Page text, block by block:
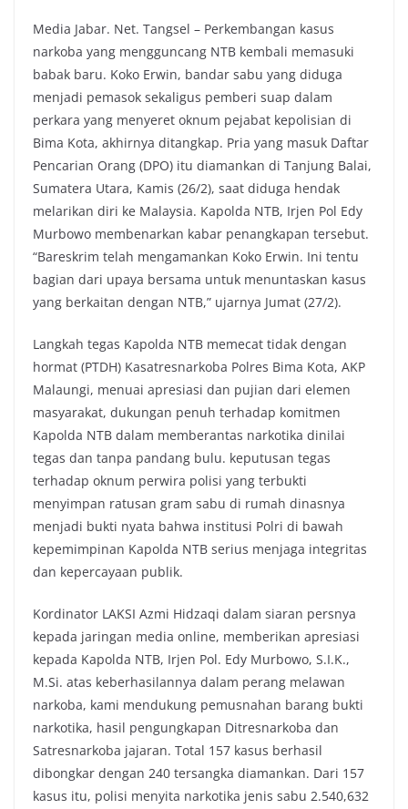
c
e
b
o
o
k
i
t
t
e
r
a
t
s
A
p
p
p
y
L
i
n
k
Media Jabar. Net. Tangsel – Perkembangan kasus
narkoba yang mengguncang NTB kembali memasuki
babak baru. Koko Erwin, bandar sabu yang diduga
menjadi pemasok sekaligus pemberi suap dalam
perkara yang menyeret oknum pejabat kepolisian di
Bima Kota, akhirnya ditangkap. Pria yang masuk Daftar
Pencarian Orang (DPO) itu diamankan di Tanjung Balai,
Sumatera Utara, Kamis (26/2), saat diduga hendak
melarikan diri ke Malaysia. Kapolda NTB, Irjen Pol Edy
Murbowo membenarkan kabar penangkapan tersebut.
“Bareskrim telah mengamankan Koko Erwin. Ini tentu
bagian dari upaya bersama untuk menuntaskan kasus
yang berkaitan dengan NTB,” ujarnya Jumat (27/2).
Langkah tegas Kapolda NTB memecat tidak dengan
hormat (PTDH) Kasatresnarkoba Polres Bima Kota, AKP
Malaungi, menuai apresiasi dan pujian dari elemen
masyarakat, dukungan penuh terhadap komitmen
Kapolda NTB dalam memberantas narkotika dinilai
tegas dan tanpa pandang bulu. keputusan tegas
terhadap oknum perwira polisi yang terbukti
menyimpan ratusan gram sabu di rumah dinasnya
menjadi bukti nyata bahwa institusi Polri di bawah
kepemimpinan Kapolda NTB serius menjaga integritas
dan kepercayaan publik.
Kordinator LAKSI Azmi Hidzaqi dalam siaran persnya
kepada jaringan media online, memberikan apresiasi
kepada Kapolda NTB, Irjen Pol. Edy Murbowo, S.I.K.,
M.Si. atas keberhasilannya dalam perang melawan
narkoba, kami mendukung pemusnahan barang bukti
narkotika, hasil pengungkapan Ditresnarkoba dan
Satresnarkoba jajaran. Total 157 kasus berhasil
dibongkar dengan 240 tersangka diamankan. Dari 157
kasus itu, polisi menyita narkotika jenis sabu 2.540,632